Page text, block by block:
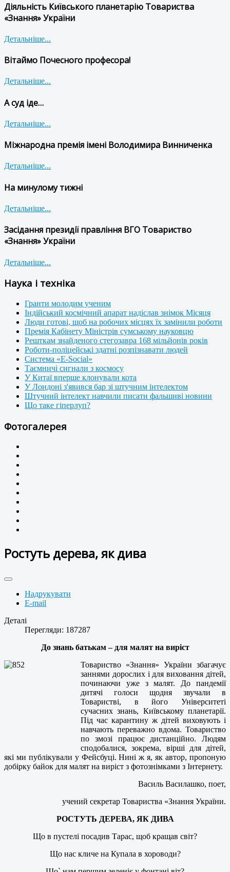
Діяльність Київського планетарію Товариства
«Знання» України
Детальніше...
Вітаймо Почесного професора!
Детальніше...
А суд іде…
Детальніше...
Міжнародна премія імені Володимира Винниченка
Детальніше...
На минулому тижні
Детальніше...
Засідання президії правління ВГО Товариство
«Знання» України
Детальніше...
Наука і техніка
Гранти молодим ученим
Індійський космічний апарат надіслав знімок Місяця
Люди готові, щоб на робочих місцях їх замінили роботи
Премія Кабінету Міністрів сумському науковцю
Решткам знайденого стегозавра 168 мільйонів років
Роботи-поліцейські здатні розпізнавати людей
Система «E-Social»
Таємничі сигнали з космосу
У Китаї вперше клонували кота
У Лондоні з'явився бар зі штучним інтелектом
Штучний інтелект навчили писати фальшиві новини
Що таке гіперлуп?
Фотогалерея
Ростуть дерева, як дива
Надрукувати
E-mail
Деталі
Перегляди: 187287
До знань батькам – для малят на виріст
Товариство «Знання» України збагачує
заннями дорослих і для виховання дітей,
починаючи уже з малят. До пандемії
дитячі голоси щодня звучали в
Товаристві, в його Університеті
сучасних знань, Київському планетарії.
Під час карантину ж дітей виховують і
навчають переважно вдома. Товариство
по змозі працює дистанційно. Людям
сподобалися, зокрема, вірші для дітей,
які ми публікували у Фейсбуці. Нині ж я, як автор, пропоную
добірку байок для малят на виріст з фотознімками з Інтернету.
Василь Василашко, поет,
учений секретар Товариства «Знання України.
РОСТУТЬ ДЕРЕВА, ЯК ДИВА
Що в пустелі посадив Тарас, щоб кращав світ?
Що нас кличе на Купала в хороводи?